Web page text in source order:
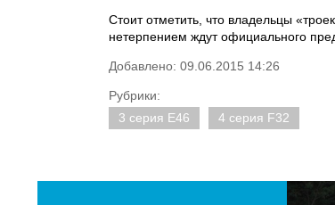
Стоит отметить, что владельцы
нетерпением ждут официального
Добавлено: 09.06.2015 14:26
Рубрики:
3 серия E46
4 серия F32